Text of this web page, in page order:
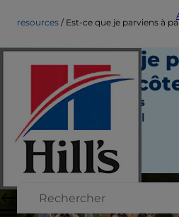
resources Est-ce que je parviens à
Est-ce que je
palper ses
Outils et ressources
Auteur du personnel
|
Septembre 21, 2015